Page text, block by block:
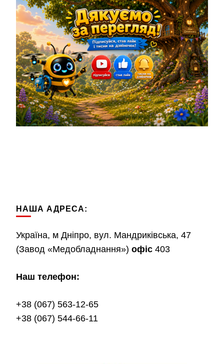
НАША АДРЕСА:
Україна, м Дніпро, вул. Мандриківська, 47
(Завод «Медобладнання») офіс 403
Наш телефон:
+38 (067) 563-12-65
+38 (067) 544-66-11